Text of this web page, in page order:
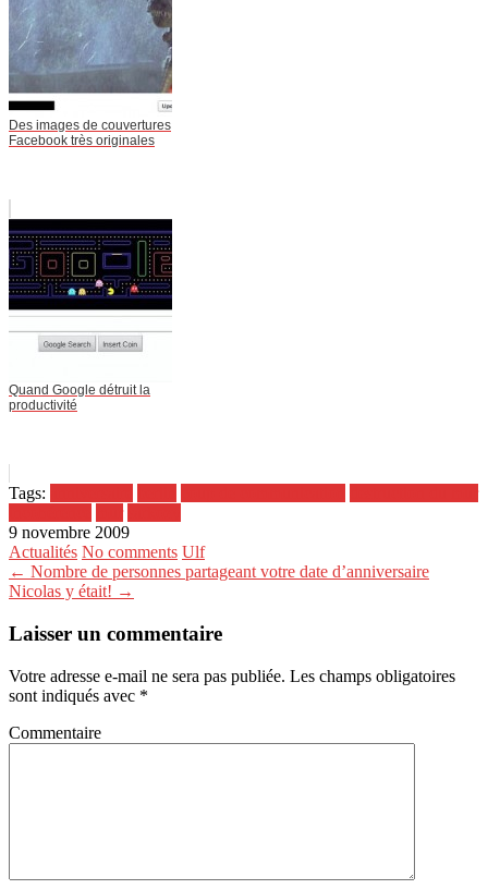
Des images de couvertures
Facebook très originales
Quand Google détruit la
productivité
Tags:
9 novembre 2009
Actualités No comments Ulf
← Nombre de personnes partageant votre date d’anniversaire
Nicolas y était! →
Laisser un commentaire
Votre adresse e-mail ne sera pas publiée. Les champs obligatoires
sont indiqués avec *
Commentaire